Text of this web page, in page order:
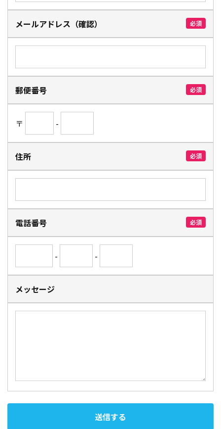
メールアドレス（確認） 必須
郵便番号 必須
〒 -
住所 必須
電話番号 必須
- -
メッセージ